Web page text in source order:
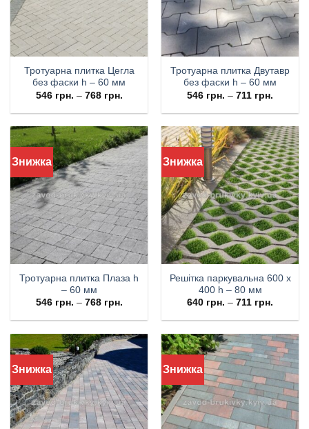
Тротуарна плитка Цегла
без фаски h – 60 мм
546 грн. – 768 грн.
Тротуарна плитка Двутавр
без фаски h – 60 мм
546 грн. – 711 грн.
Знижка
Тротуарна плитка Плаза h
– 60 мм
546 грн. – 768 грн.
Знижка
Решітка паркувальна 600 х
400 h – 80 мм
640 грн. – 711 грн.
Знижка Знижка